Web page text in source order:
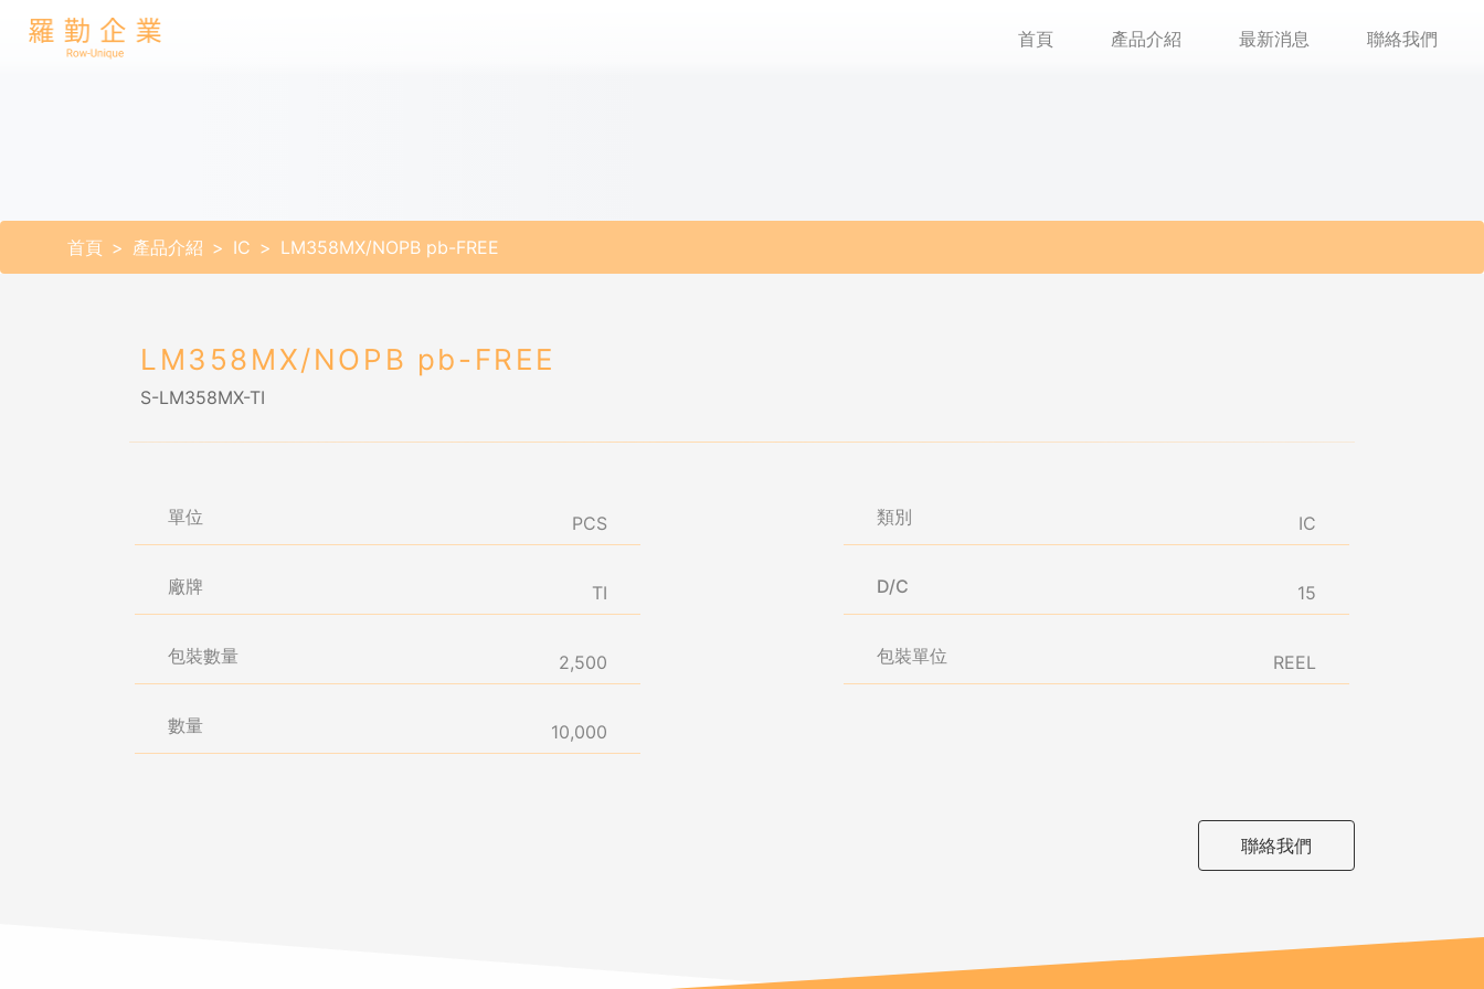
首頁 產品介紹 最新消息 聯絡我們
首頁 產品介紹 IC LM358MX/NOPB pb-FREE
LM358MX/NOPB pb-FREE
S-LM358MX-TI
單位 PCS 類別 IC
廠牌 TI D/C 15
包裝數量 2,500 包裝單位 REEL
數量 10,000
聯絡我們